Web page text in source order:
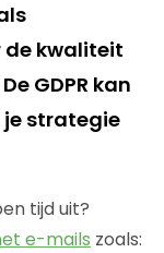
de kwaliteit
GDPR kan
je strategie
tijd uit?
e-mails zoals: